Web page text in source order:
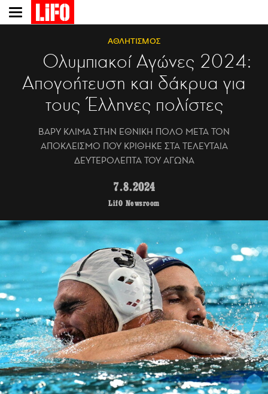
Παράκαμψη
προς
περιεχόμενο
ΑΘΛΗΤΙΣΜΟΣ
Ολυμπιακοί Αγώνες 2024:
Απογοήτευση και δάκρυα για
τους Έλληνες πολίστες
ΒΑΡΥ ΚΛΙΜΑ ΣΤΗΝ ΕΘΝΙΚΗ ΠΟΛΟ ΜΕΤΑ ΤΟΝ
ΑΠΟΚΛΕΙΣΜΟ ΠΟΥ ΚΡΙΘΗΚΕ ΣΤΑ ΤΕΛΕΥΤΑΙΑ
ΔΕΥΤΕΡΟΛΕΠΤΑ ΤΟΥ ΑΓΩΝΑ
7.8.2024
LifO Newsroom